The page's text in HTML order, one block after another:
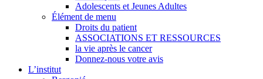
Adolescents et Jeunes Adultes
Élément de menu
Droits du patient
ASSOCIATIONS ET RESSOURCES
la vie après le cancer
Donnez-nous votre avis
L’institut